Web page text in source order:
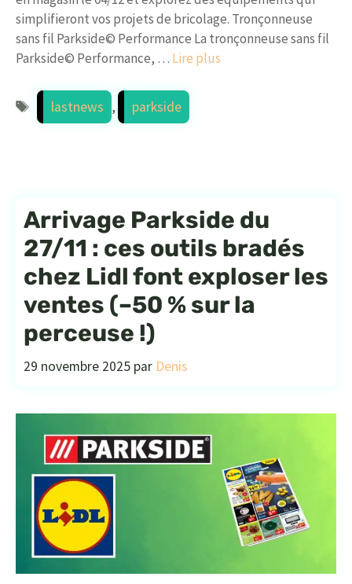
simplifieront vos projets de bricolage. Tronçonneuse
sans fil Parkside© Performance La tronçonneuse sans fil
Parkside© Performance, … Lire plus
Étiquettes
lastnews , parkside
Arrivage Parkside du
27/11 : ces outils bradés
chez Lidl font exploser les
ventes (–50 % sur la
perceuse !)
29 novembre 2025 par Denis